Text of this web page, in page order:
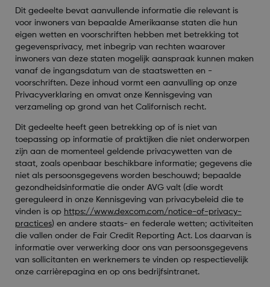
Dit gedeelte bevat aanvullende informatie die relevant is
voor inwoners van bepaalde Amerikaanse staten die hun
eigen wetten en voorschriften hebben met betrekking tot
gegevensprivacy, met inbegrip van rechten waarover
inwoners van deze staten mogelijk aanspraak kunnen maken
vanaf de ingangsdatum van de staatswetten en -
voorschriften. Deze inhoud vormt een aanvulling op onze
Privacyverklaring en omvat onze Kennisgeving van
verzameling op grond van het Californisch recht.
Dit gedeelte heeft geen betrekking op of is niet van
toepassing op informatie of praktijken die niet onderworpen
zijn aan de momenteel geldende privacywetten van de
staat, zoals openbaar beschikbare informatie; gegevens die
niet als persoonsgegevens worden beschouwd; bepaalde
gezondheidsinformatie die onder AVG valt (die wordt
gereguleerd in onze Kennisgeving van privacybeleid die te
vinden is op https://www.dexcom.com/notice-of-privacy-
practices) en andere staats- en federale wetten; activiteiten
die vallen onder de Fair Credit Reporting Act. Los daarvan is
informatie over verwerking door ons van persoonsgegevens
van sollicitanten en werknemers te vinden op respectievelijk
onze carrièrepagina en op ons bedrijfsintranet.